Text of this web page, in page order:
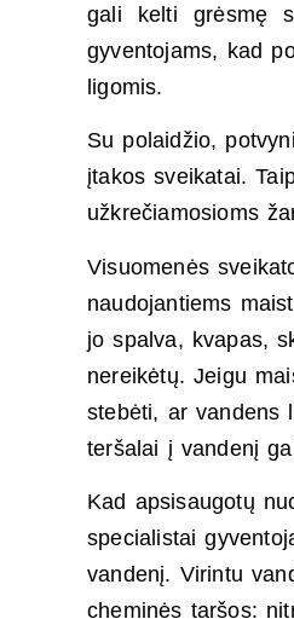
gali kelti grėsmę
gyventojams, kad
ligomis.
Su polaidžio,
įtakos sveikatai.
užkrečiamosioms
Visuomenės
naudojantiems
jo spalva, kvapas,
nereikėtų. Jeigu
stebėti, ar vandens
teršalai į vandenį
Kad apsisaugotų
specialistai
vandenį. Virintu
cheminės taršos: